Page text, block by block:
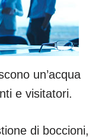
un’acqua
e visitatori.
di boccioni,